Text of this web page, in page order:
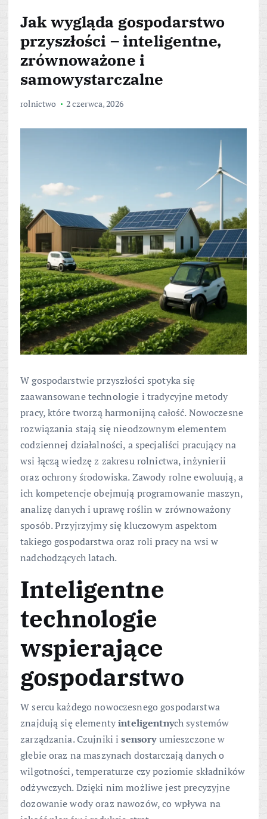
Jak wygląda gospodarstwo
przyszłości – inteligentne,
zrównoważone i
samowystarczalne
rolnictwo 2 czerwca, 2026
W gospodarstwie przyszłości spotyka się
zaawansowane technologie i tradycyjne metody
pracy, które tworzą harmonijną całość. Nowoczesne
rozwiązania stają się nieodzownym elementem
codziennej działalności, a specjaliści pracujący na
wsi łączą wiedzę z zakresu rolnictwa, inżynierii
oraz ochrony środowiska. Zawody rolne ewoluują, a
ich kompetencje obejmują programowanie maszyn,
analizę danych i uprawę roślin w zrównoważony
sposób. Przyjrzyjmy się kluczowym aspektom
takiego gospodarstwa oraz roli pracy na wsi w
nadchodzących latach.
Inteligentne
technologie
wspierające
gospodarstwo
W sercu każdego nowoczesnego gospodarstwa
znajdują się elementyinteligentnych systemów
zarządzania. Czujniki isensoryumieszczone w
glebie oraz na maszynach dostarczają danych o
wilgotności, temperaturze czy poziomie składników
odżywczych. Dzięki nim możliwe jest precyzyjne
dozowanie wody oraz nawozów, co wpływa na